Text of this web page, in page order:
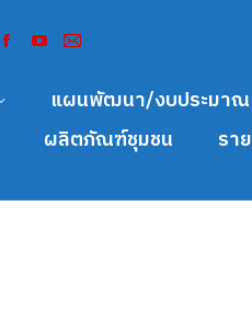
แผนพัฒนา/งบประมาณ
ผลิตภัณฑ์ชุมชน
รา